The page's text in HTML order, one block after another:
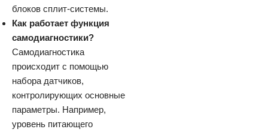
блоков сплит-системы.
Как работает функция
самодиагностики?
Самодиагностика
происходит с помощью
набора датчиков,
контролирующих основные
параметры. Например,
уровень питающего